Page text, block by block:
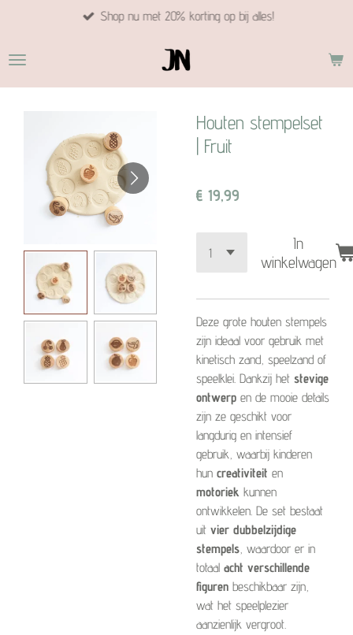
naar
hoofdinhoud
Shop nu met 20% korting op bij alles!
Houten stempelset
| Fruit
€ 19,99
In
winkelwagen
Deze grote houten stempels
zijn ideaal voor gebruik met
kinetisch zand, speelzand of
speelklei. Dankzij het stevige
ontwerp en de mooie details
zijn ze geschikt voor
langdurig en intensief
gebruik, waarbij kinderen
hun creativiteit en
motoriek kunnen
ontwikkelen. De set bestaat
uit vier dubbelzijdige
stempels, waardoor er in
totaal acht verschillende
figuren beschikbaar zijn,
wat het speelplezier
aanzienlijk vergroot.